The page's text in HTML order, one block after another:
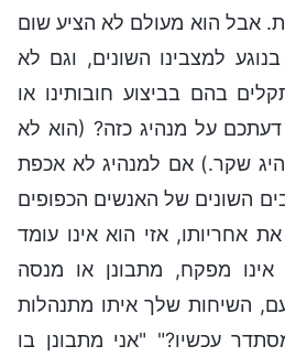
אבל הוא מעולם לא הציע שום
למצבינו השונים, וגם לא
בהם בביצוע חובותינו או
דעתכם על מנהיג כזה? (הוא לא
שקר.) אם למנהיג לא אכפת
השונים של האנשים הכפופים
אחריותו, אזי הוא אינו עומד
אינו מפקח, מתבונן או מנסה
השיחות שלך איתו מתנהלות
עכשיו?" "אני מתבונן בו